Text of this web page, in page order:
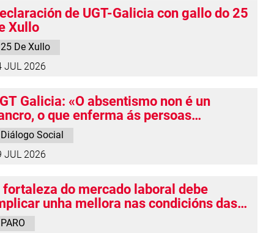
de UGT-Galicia con gallo do 25
Xullo
25 De Xullo
JUL 2026
Galicia: «O absentismo non é un
o que enferma ás persoas
é a falta de prevención e o
da sanidade pública»
Diálogo Social
JUL 2026
fortaleza do mercado laboral debe
unha mellora nas condicións das
traballadoras
PARO